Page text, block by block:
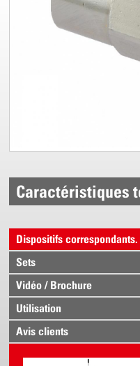
Caractéristiques
Dispositifs correspondants.
Sets
Vidéo / Brochure
Utilisation
Avis clients